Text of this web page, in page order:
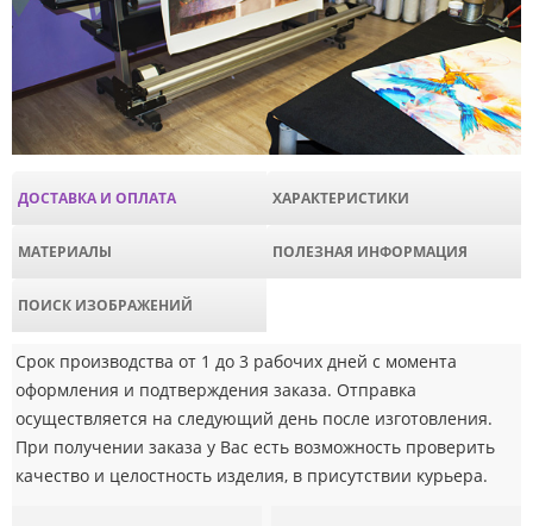
ДОСТАВКА И ОПЛАТА ХАРАКТЕРИСТИКИ
МАТЕРИАЛЫ ПОЛЕЗНАЯ ИНФОРМАЦИЯ
ПОИСК ИЗОБРАЖЕНИЙ
Срок производства от 1 до 3 рабочих дней с момента
оформления и подтверждения заказа. Отправка
осуществляется на следующий день после изготовления.
При получении заказа у Вас есть возможность проверить
качество и целостность изделия, в присутствии курьера.